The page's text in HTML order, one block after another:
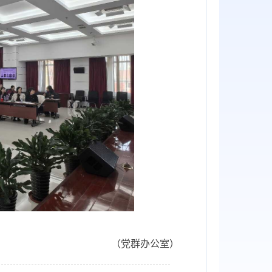
（党群办公室）